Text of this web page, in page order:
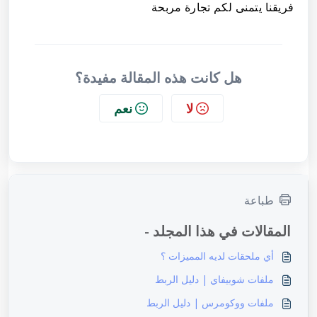
فريقنا يتمنى لكم تجارة مربحة
هل كانت هذه المقالة مفيدة؟
لا نعم
طباعة
المقالات في هذا المجلد -
أي ملحقات لديه المميزات ؟
ملفات شوبيفاي | دليل الربط
ملفات ووكومرس | دليل الربط